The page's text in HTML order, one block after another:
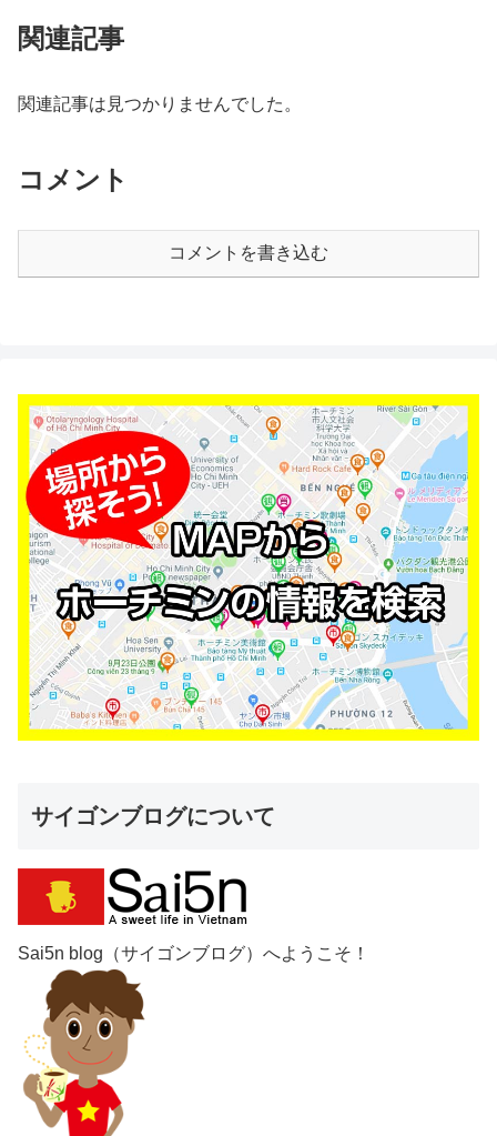
関連記事
関連記事は見つかりませんでした。
コメント
コメントを書き込む
サイゴンブログについて
Sai5n blog（サイゴンブログ）へようこそ！